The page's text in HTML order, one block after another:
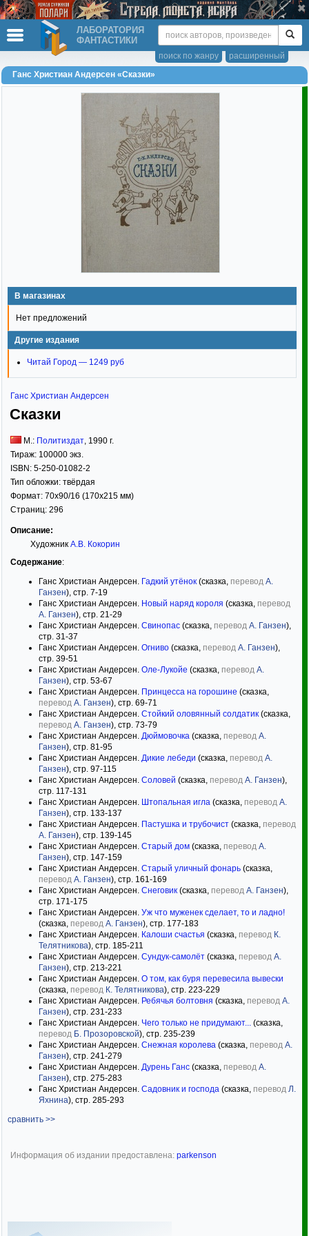
ЛАБОРАТОРИЯ
ФАНТАСТИКИ
расширенный
поиск по жанру
Ганс Христиан Андерсен «Сказки»
В магазинах
Нет предложений
Другие издания
Читай Город — 1249 руб
Ганс Христиан Андерсен
Сказки
М.: Политиздат 1990 г.
Тираж: 100000 экз.
ISBN: 5-250-01082-2
Тип обложки: твёрдая
Формат: 70x90/16 (170x215 мм)
Страниц: 296
Описание:
Художник А.В. Кокорин
Содержание:
Ганс Христиан Андерсен. Гадкий утёнок (сказка, перевод А.
Ганзен), стр. 7-19
Ганс Христиан Андерсен. Новый наряд короля (сказка, перевод
А. Ганзен), стр. 21-29
Ганс Христиан Андерсен. Свинопас (сказка, перевод А. Ганзен),
стр. 31-37
Ганс Христиан Андерсен. Огниво (сказка, перевод А. Ганзен),
стр. 39-51
Ганс Христиан Андерсен. Оле-Лукойе (сказка, перевод А.
Ганзен), стр. 53-67
Ганс Христиан Андерсен. Принцесса на горошине (сказка,
перевод А. Ганзен), стр. 69-71
Ганс Христиан Андерсен. Стойкий оловянный солдатик (сказка,
перевод А. Ганзен), стр. 73-79
Ганс Христиан Андерсен. Дюймовочка (сказка, перевод А.
Ганзен), стр. 81-95
Ганс Христиан Андерсен. Дикие лебеди (сказка, перевод А.
Ганзен), стр. 97-115
Ганс Христиан Андерсен. Соловей (сказка, перевод А. Ганзен),
стр. 117-131
Ганс Христиан Андерсен. Штопальная игла (сказка, перевод А.
Ганзен), стр. 133-137
Ганс Христиан Андерсен. Пастушка и трубочист (сказка, перевод
А. Ганзен), стр. 139-145
Ганс Христиан Андерсен. Старый дом (сказка, перевод А.
Ганзен), стр. 147-159
Ганс Христиан Андерсен. Старый уличный фонарь (сказка,
перевод А. Ганзен), стр. 161-169
Ганс Христиан Андерсен. Снеговик (сказка, перевод А. Ганзен),
стр. 171-175
Ганс Христиан Андерсен. Уж что муженек сделает, то и ладно!
(сказка, перевод А. Ганзен), стр. 177-183
Ганс Христиан Андерсен. Калоши счастья (сказка, перевод К.
Телятникова), стр. 185-211
Ганс Христиан Андерсен. Сундук-самолёт (сказка, перевод А.
Ганзен), стр. 213-221
Ганс Христиан Андерсен. О том, как буря перевесила вывески
(сказка, перевод К. Телятникова), стр. 223-229
Ганс Христиан Андерсен. Ребячья болтовня (сказка, перевод А.
Ганзен), стр. 231-233
Ганс Христиан Андерсен. Чего только не придумают...
(сказка,
перевод Б. Прозоровской), стр. 235-239
Ганс Христиан Андерсен. Снежная королева (сказка, перевод А.
Ганзен), стр. 241-279
Ганс Христиан Андерсен. Дурень Ганс (сказка, перевод А.
Ганзен), стр. 275-283
Ганс Христиан Андерсен. Садовник и господа (сказка, перевод Л.
Яхнина), стр. 285-293
сравнить >>
Информация об издании предоставлена: parkenson